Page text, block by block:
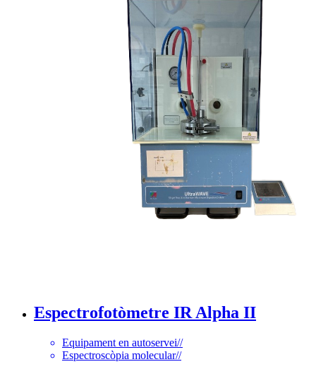
Espectrofotòmetre IR Alpha II
Equipament en autoservei//
Espectroscòpia molecular//